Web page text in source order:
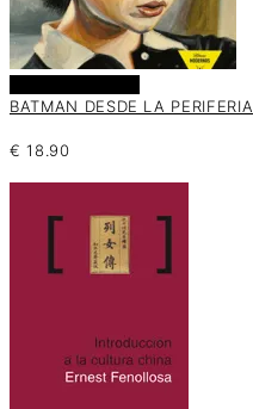
BATMAN DESDE LA PERIFERIA
€ 18.90